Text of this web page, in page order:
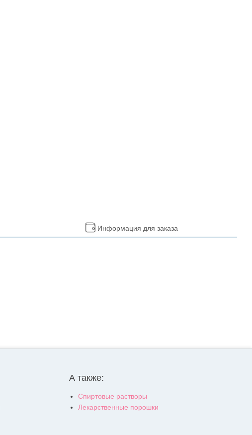
Информация для заказа
А также:
Спиртовые растворы
Лекарственные порошки